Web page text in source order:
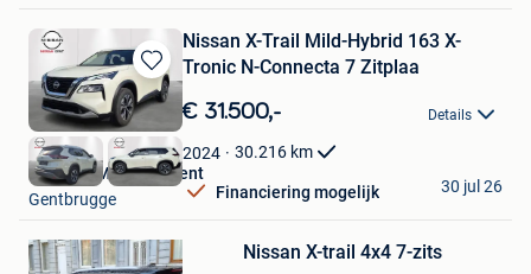
Bewaren
in
Mijn
Favorieten
Nissan X-Trail Mild-Hybrid 163 X-
Tronic N-Connecta 7 Zitplaa
€ 31.500,- Details
2024 30.216 km
Financiering mogelijk
Nissan GMS Store Gent
Gentbrugge
30 jul 26
Bewaren
Mijn
Favorieten
Nissan X-trail 4x4 7-zits